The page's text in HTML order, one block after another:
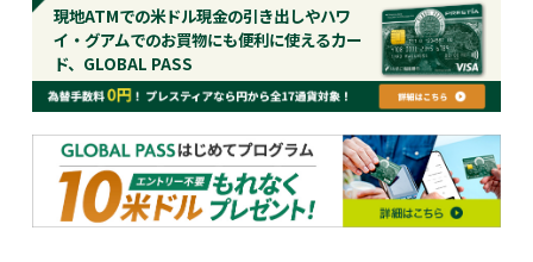
現地ATMでの米ドル現金の引き出しやハワ
イ・グアムでのお買物にも便利に使えるカー
ド、GLOBAL PASS